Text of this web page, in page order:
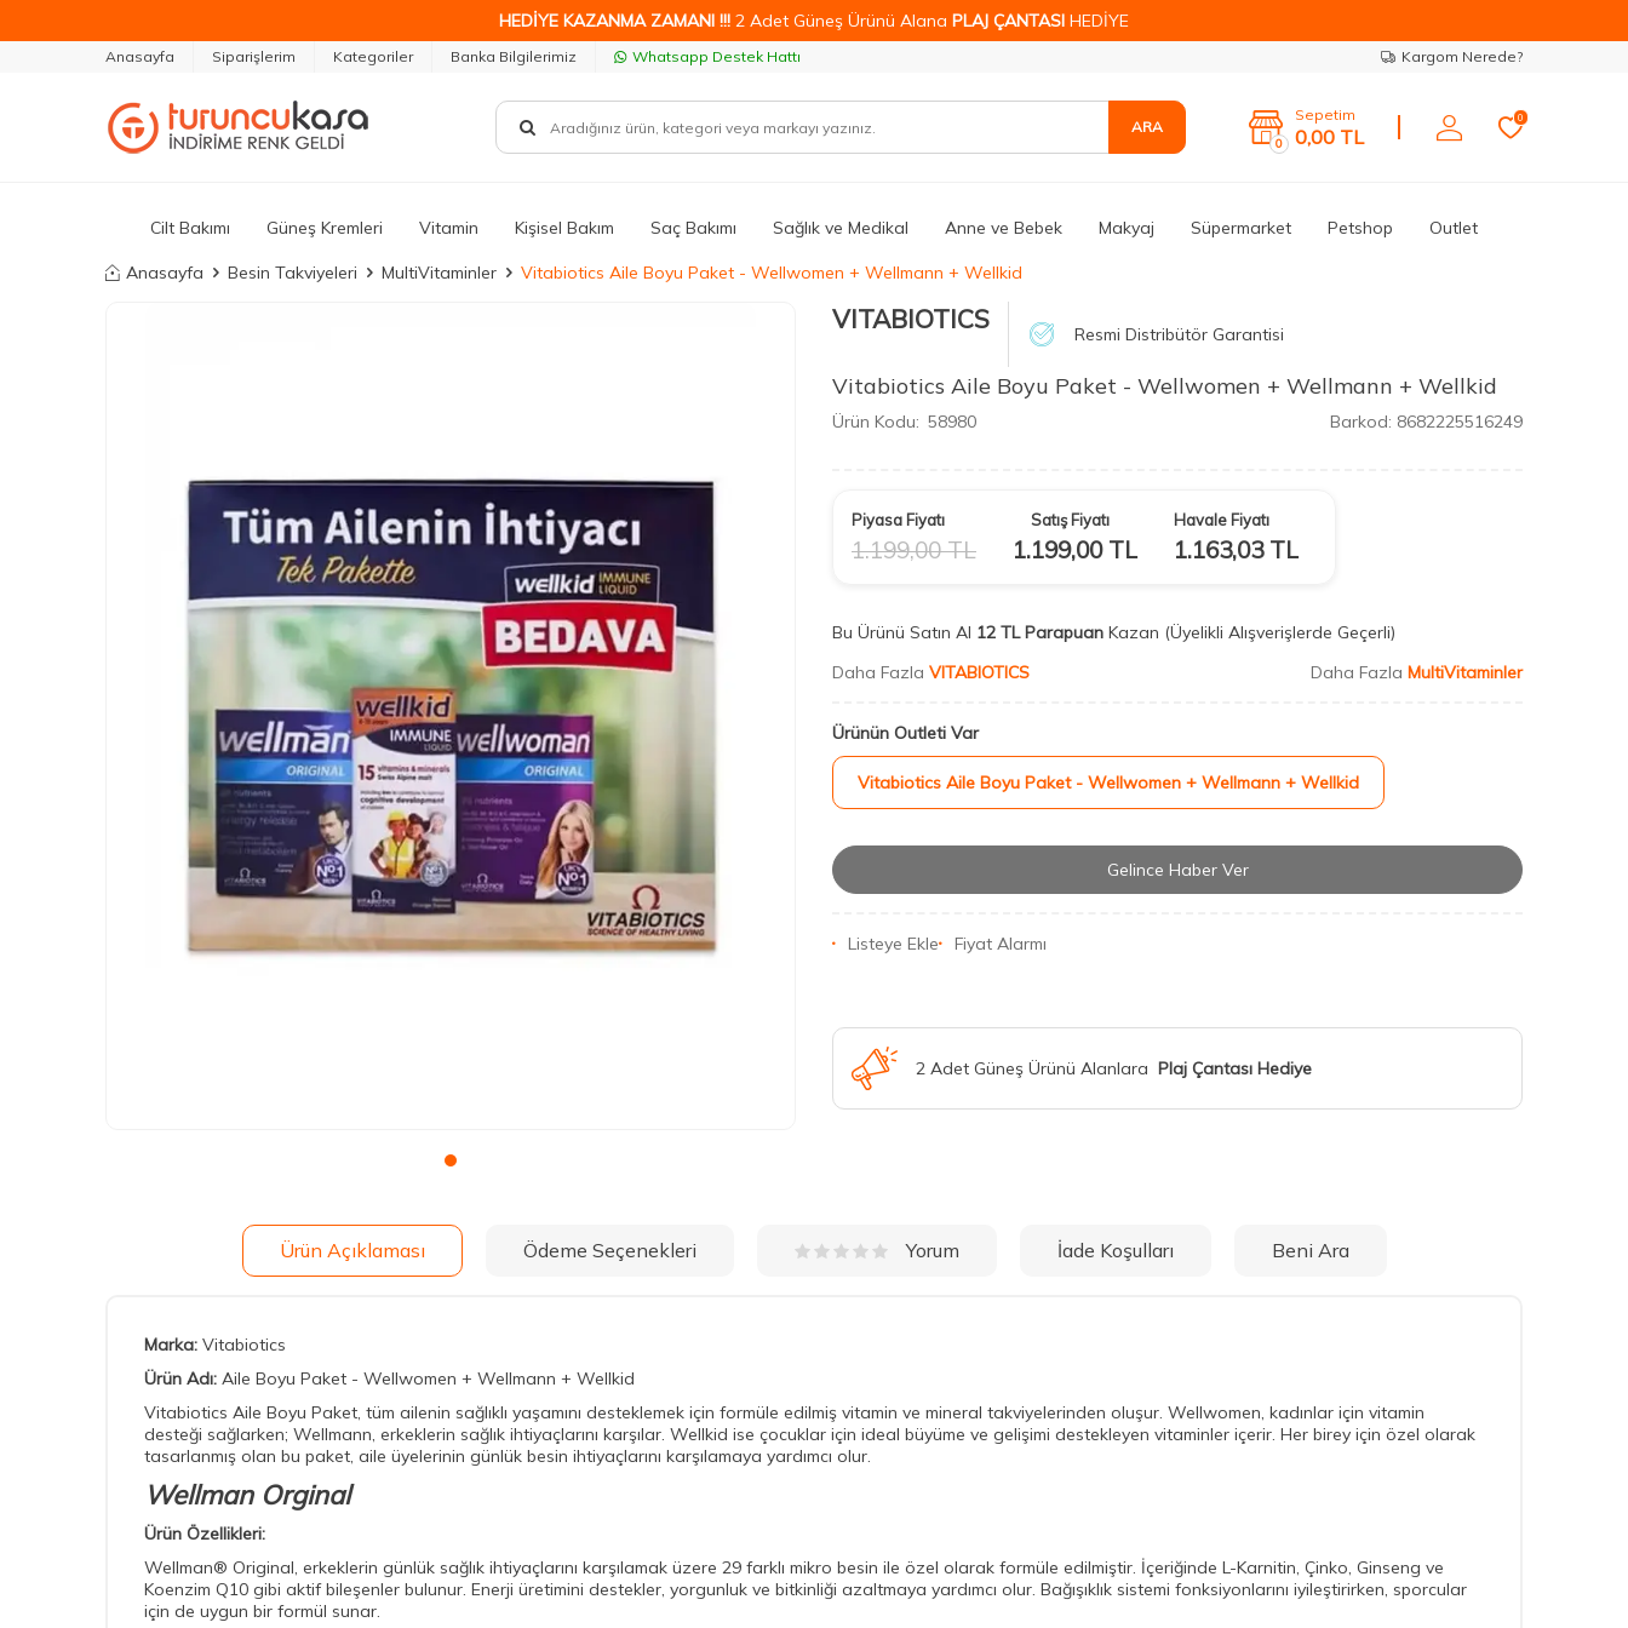
HEDİYE KAZANMA ZAMANI !!! 2 Adet Güneş Ürünü Alana PLAJ ÇANTASI HEDİYE
Anasayfa Siparişlerim Kategoriler Banka Bilgilerimiz Whatsapp Destek Hattı Kargom Nerede?
ARA
0
Sepetim
0,00 TL
0
Cilt Bakımı Güneş Kremleri Vitamin Kişisel Bakım Saç Bakımı Sağlık ve Medikal Anne ve Bebek Makyaj Süpermarket Petshop Outlet
Anasayfa Besin Takviyeleri MultiVitaminler Vitabiotics Aile Boyu Paket - Wellwomen + Wellmann + Wellkid
VITABIOTICS Resmi Distribütör Garantisi
Vitabiotics Aile Boyu Paket - Wellwomen + Wellmann + Wellkid
Ürün Kodu: 58980 Barkod: 8682225516249
Piyasa Fiyatı
1.199,00TL
Satış Fiyatı
1.199,00TL
Havale Fiyatı
1.163,03TL
Bu Ürünü Satın Al 12 TL Parapuan Kazan (Üyelikli Alışverişlerde Geçerli)
Daha Fazla VITABIOTICS Daha Fazla MultiVitaminler
Ürünün Outleti Var
Vitabiotics Aile Boyu Paket - Wellwomen + Wellmann + Wellkid
Gelince Haber Ver
Listeye Ekle Fiyat Alarmı
2 Adet Güneş Ürünü Alanlara Plaj Çantası Hediye
Ürün Açıklaması Ödeme Seçenekleri Yorum İade Koşulları Beni Ara
Marka: Vitabiotics
Ürün Adı: Aile Boyu Paket - Wellwomen + Wellmann + Wellkid
Vitabiotics Aile Boyu Paket, tüm ailenin sağlıklı yaşamını desteklemek için formüle edilmiş vitamin ve mineral takviyelerinden oluşur. Wellwomen, kadınlar için vitamin
desteği sağlarken; Wellmann, erkeklerin sağlık ihtiyaçlarını karşılar. Wellkid ise çocuklar için ideal büyüme ve gelişimi destekleyen vitaminler içerir. Her birey için özel olarak
tasarlanmış olan bu paket, aile üyelerinin günlük besin ihtiyaçlarını karşılamaya yardımcı olur.
Wellman Orginal
Ürün Özellikleri:
Wellman® Original, erkeklerin günlük sağlık ihtiyaçlarını karşılamak üzere 29 farklı mikro besin ile özel olarak formüle edilmiştir. İçeriğinde L-Karnitin, Çinko, Ginseng ve
Koenzim Q10 gibi aktif bileşenler bulunur. Enerji üretimini destekler, yorgunluk ve bitkinliği azaltmaya yardımcı olur. Bağışıklık sistemi fonksiyonlarını iyileştirirken, sporcular
için de uygun bir formül sunar.